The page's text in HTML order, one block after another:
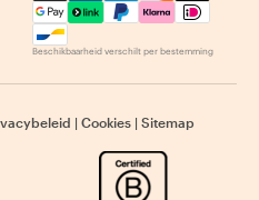
Beschikbaarheid verschilt per bestemming
| Cookies | Sitemap